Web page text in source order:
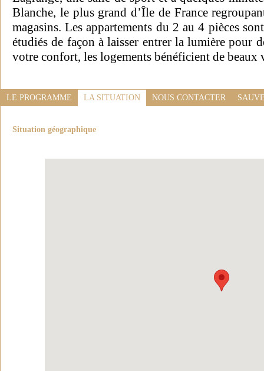
Blanche, le plus grand d’Île de France
magasins. Les appartements du 2 au 4 pièces
étudiés de façon à laisser entrer la lumière pour
votre confort, les logements bénéficient de beaux
LE PROGRAMME LA SITUATION NOUS CONTACTER
Situation géographique